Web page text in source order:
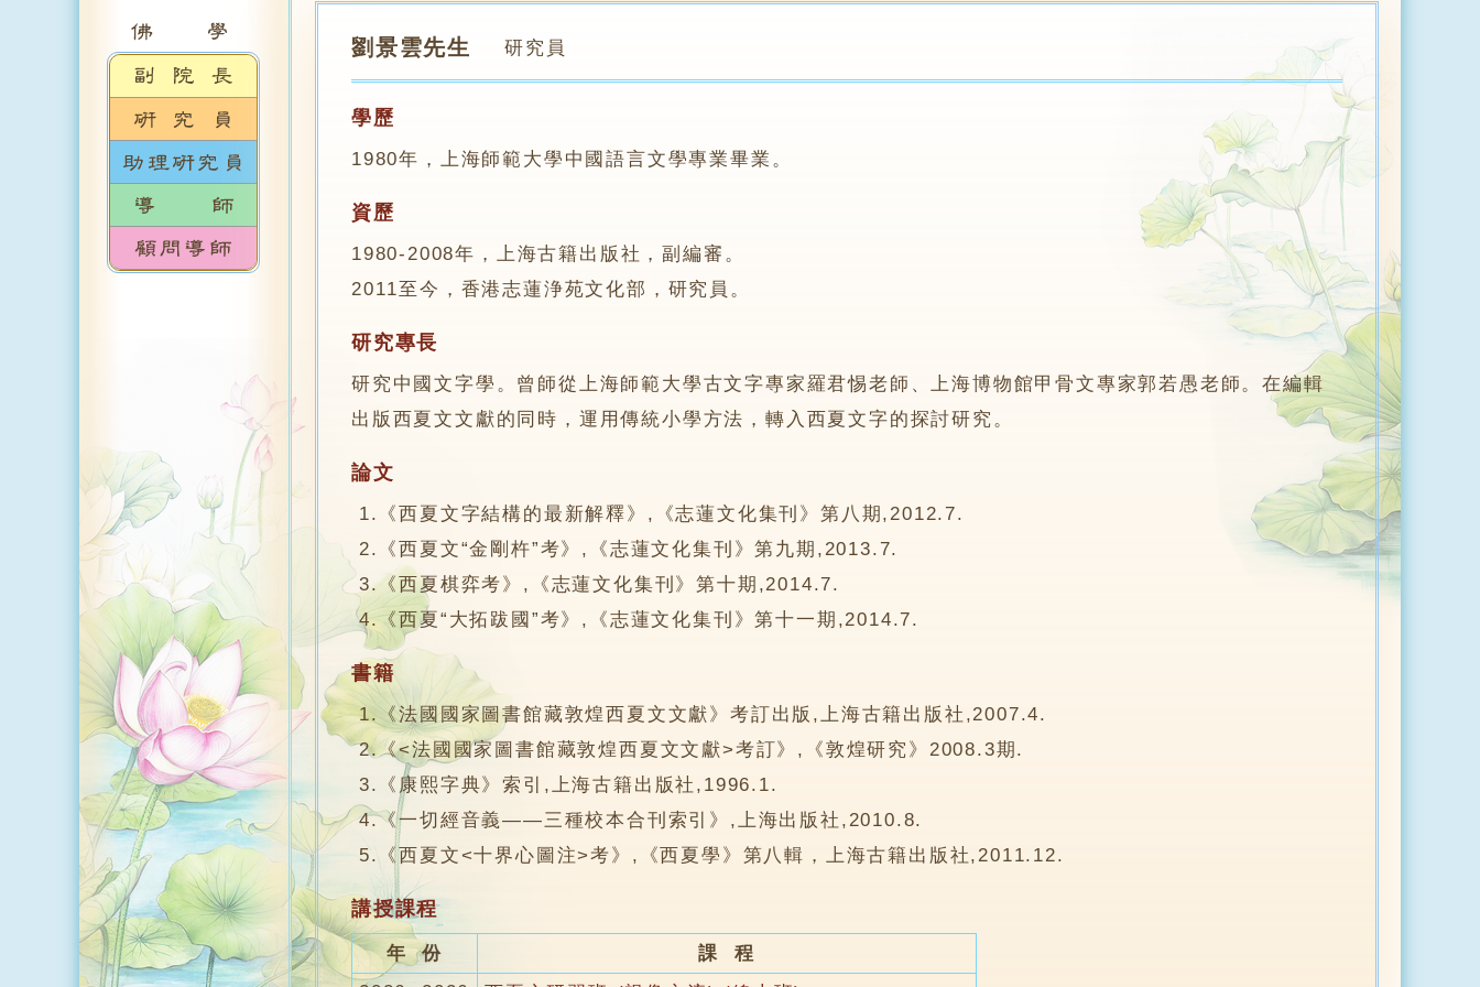
劉景雲先生 研究員
學歷
1980年，上海師範大學中國語言文學專業畢業。
資歷
1980-2008年，上海古籍出版社，副編審。
2011至今，香港志蓮浄苑文化部，研究員。
研究專長
研究中國文字學。曾師從上海師範大學古文字專家羅君惕老師、上海博物館甲骨文專家郭若愚老師。在編輯
出版西夏文文獻的同時，運用傳統小學方法，轉入西夏文字的探討研究。
論文
1.《西夏文字結構的最新解釋》,《志蓮文化集刊》第八期,2012.7.
2.《西夏文“金剛杵”考》,《志蓮文化集刊》第九期,2013.7.
3.《西夏棋弈考》,《志蓮文化集刊》第十期,2014.7.
4.《西夏“大拓跋國”考》,《志蓮文化集刊》第十一期,2014.7.
書籍
1.《法國國家圖書館藏敦煌西夏文文獻》考訂出版,上海古籍出版社,2007.4.
2.《<法國國家圖書館藏敦煌西夏文文獻>考訂》,《敦煌研究》2008.3期.
3.《康熙字典》索引,上海古籍出版社,1996.1.
4.《一切經音義——三種校本合刊索引》,上海出版社,2010.8.
5.《西夏文<十界心圖注>考》,《西夏學》第八輯，上海古籍出版社,2011.12.
講授課程
年 份
課 程